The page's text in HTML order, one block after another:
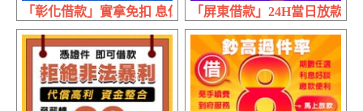
「彰化借款」實拿免扣 息低保密 | 1~30萬 急用錢現辦現領
「屏東借款」24H當日放款